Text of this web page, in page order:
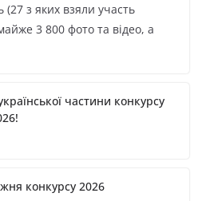
(27 з яких взяли участь
3 800 фото та відео, а
частини конкурсу
конкурсу 2026